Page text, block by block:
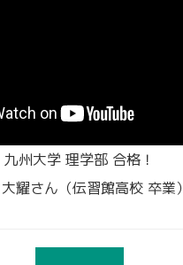
九州大学 理学部 合格！
耀さん（伝習館高校 卒業）